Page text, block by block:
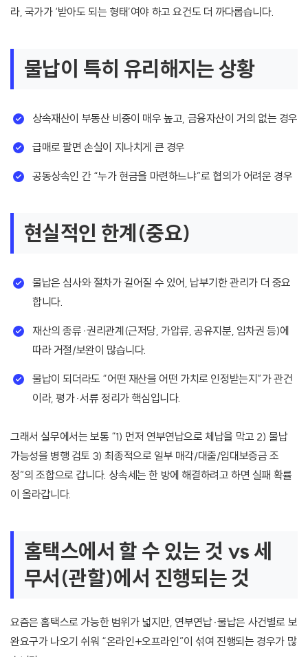
라, 국가가 ‘받아도 되는 형태’여야 하고 요건도 더 까다롭습니다.
물납이 특히 유리해지는 상황
상속재산이 부동산 비중이 매우 높고, 금융자산이 거의 없는 경우
급매로 팔면 손실이 지나치게 큰 경우
공동상속인 간 “누가 현금을 마련하느냐”로 협의가 어려운 경우
현실적인 한계(중요)
물납은 심사와 절차가 길어질 수 있어, 납부기한 관리가 더 중요
합니다.
재산의 종류·권리관계(근저당, 가압류, 공유지분, 임차권 등)에
따라 거절/보완이 많습니다.
물납이 되더라도 “어떤 재산을 어떤 가치로 인정받는지”가 관건
이라, 평가·서류 정리가 핵심입니다.
그래서 실무에서는 보통 “1) 먼저 연부연납으로 체납을 막고 2) 물납
가능성을 병행 검토 3) 최종적으로 일부 매각/대출/임대보증금 조
정”의 조합으로 갑니다. 상속세는 한 방에 해결하려고 하면 실패 확률
이 올라갑니다.
홈택스에서 할 수 있는 것 vs 세
무서(관할)에서 진행되는 것
요즘은 홈택스로 가능한 범위가 넓지만, 연부연납·물납은 사건별로 보
완요구가 나오기 쉬워 “온라인+오프라인”이 섞여 진행되는 경우가 많